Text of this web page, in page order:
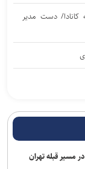
کانادا/ دست مدیر
مسیر قبله تهران